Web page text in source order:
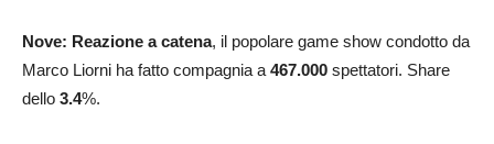
Nove: Reazione a catena, il popolare game show condotto da
Marco Liorni ha fatto compagnia a 467.000 spettatori. Share
dello 3.4%.